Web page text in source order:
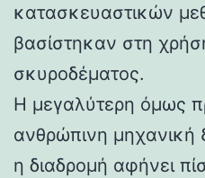
κατασκευαστικών
βασίστηκαν στη
σκυροδέματος.
Η μεγαλύτερη όμως
ανθρώπινη μηχανική
η διαδρομή αφήνει